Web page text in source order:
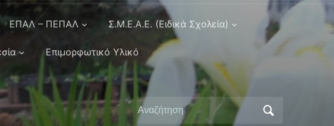
ΕΠΑΛ – ΠΕΠΑΛ Σ.Μ.Ε.Α.Ε. (Ειδικά Σχολεία)
Επιμορφωτικό Υλικό
Αναζήτηση
για: